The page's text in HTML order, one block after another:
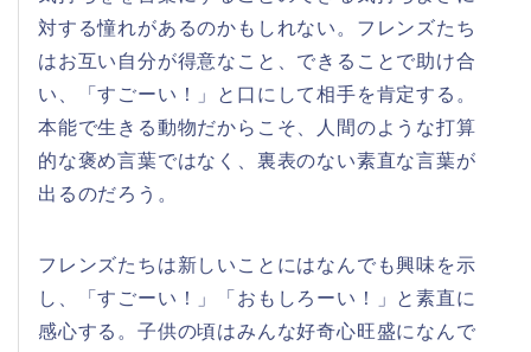
対する憧れがあるのかもしれない。フレンズたち
はお互い自分が得意なこと、できることで助け合
い、「すごーい！」と口にして相手を肯定する。
本能で生きる動物だからこそ、人間のような打算
的な褒め言葉ではなく、裏表のない素直な言葉が
出るのだろう。
フレンズたちは新しいことにはなんでも興味を示
し、「すごーい！」「おもしろーい！」と素直に
感心する。子供の頃はみんな好奇心旺盛になんで